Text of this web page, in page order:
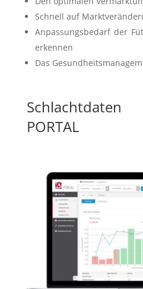
Schnell auf
Anpassungsbedarf der
erkennen
Das
PORTAL